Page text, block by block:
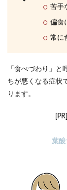
苦手
偏食
常に
「食べづわり」
ちが悪くなる症状
ります。
葉酸